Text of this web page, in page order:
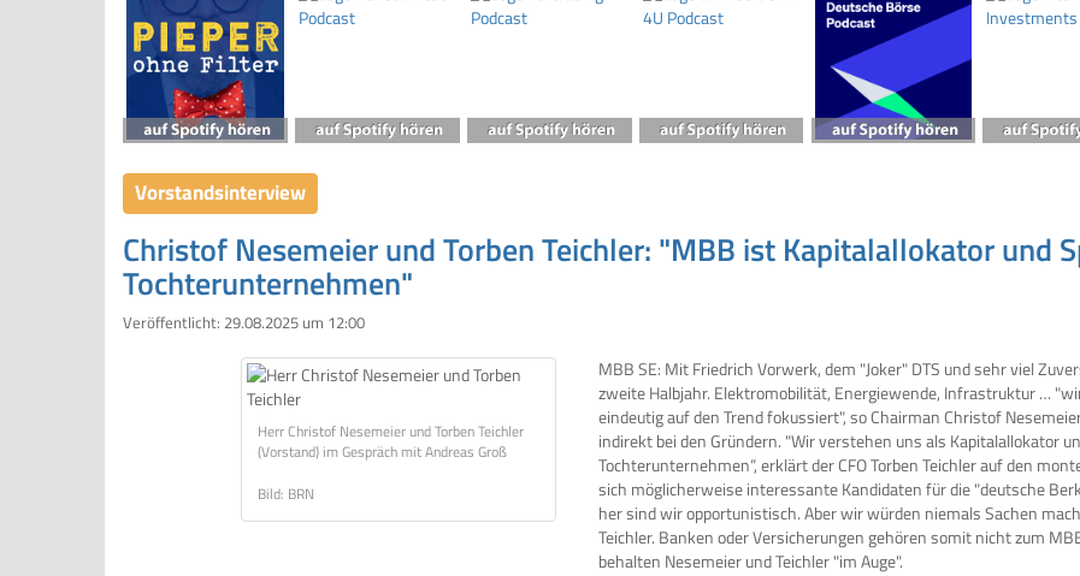
Vorstandsinterview
Christof Nesemeier und Torben Teichler: "MBB ist Kapitalallokator und
Tochterunternehmen"
Veröffentlicht: 29.08.2025 um 12:00
Herr Christof Nesemeier und Torben Teichler
(Vorstand) im Gespräch mit Andreas Groß
Bild: BRN
MBB SE: Mit Friedrich Vorwerk, dem "Joker" DTS und sehr viel
zweite Halbjahr. Elektromobilität, Energiewende, Infrastruktur …
eindeutig auf den Trend fokussiert", so Chairman Christof
indirekt bei den Gründern. "Wir verstehen uns als Kapitalallokator
Tochterunternehmen“, erklärt der CFO Torben Teichler auf den
sich möglicherweise interessante Kandidaten für die "deutsche
her sind wir opportunistisch. Aber wir würden niemals Sachen
Teichler. Banken oder Versicherungen gehören somit nicht zum
behalten Nesemeier und Teichler "im Auge".